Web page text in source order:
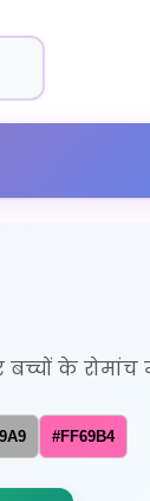
बच्चों के
#FF69B4